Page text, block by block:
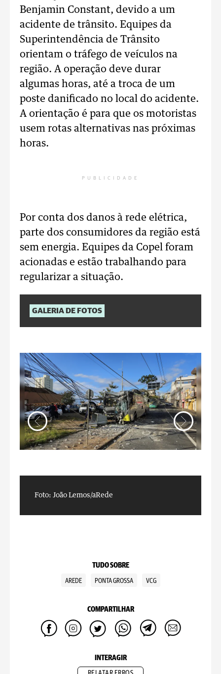
Benjamin Constant, devido a um
acidente de trânsito. Equipes da
Superintendência de Trânsito
orientam o tráfego de veículos na
região. A operação deve durar
algumas horas, até a troca de um
poste danificado no local do acidente.
A orientação é para que os motoristas
usem rotas alternativas nas próximas
horas.
PUBLICIDADE
Por conta dos danos à rede elétrica,
parte dos consumidores da região está
sem energia. Equipes da Copel foram
acionadas e estão trabalhando para
regularizar a situação.
GALERIA DE FOTOS
Foto: João Lemos/aRede
TUDO SOBRE
AREDE PONTA GROSSA VCG
COMPARTILHAR
INTERAGIR